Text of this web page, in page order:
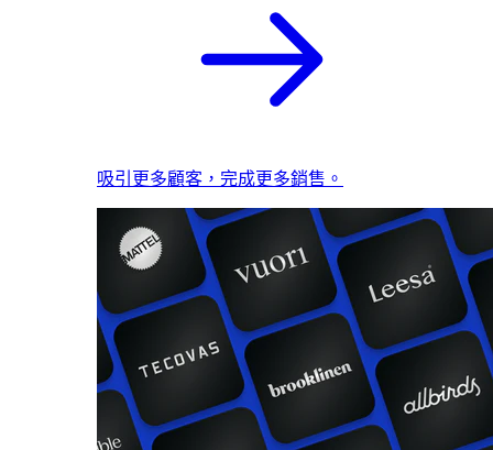
吸引更多顧客，完成更多銷售。